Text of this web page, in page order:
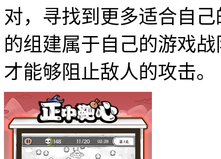
对，寻找到更多适合自
的组建属于自己的游戏
才能够阻止敌人的攻击。